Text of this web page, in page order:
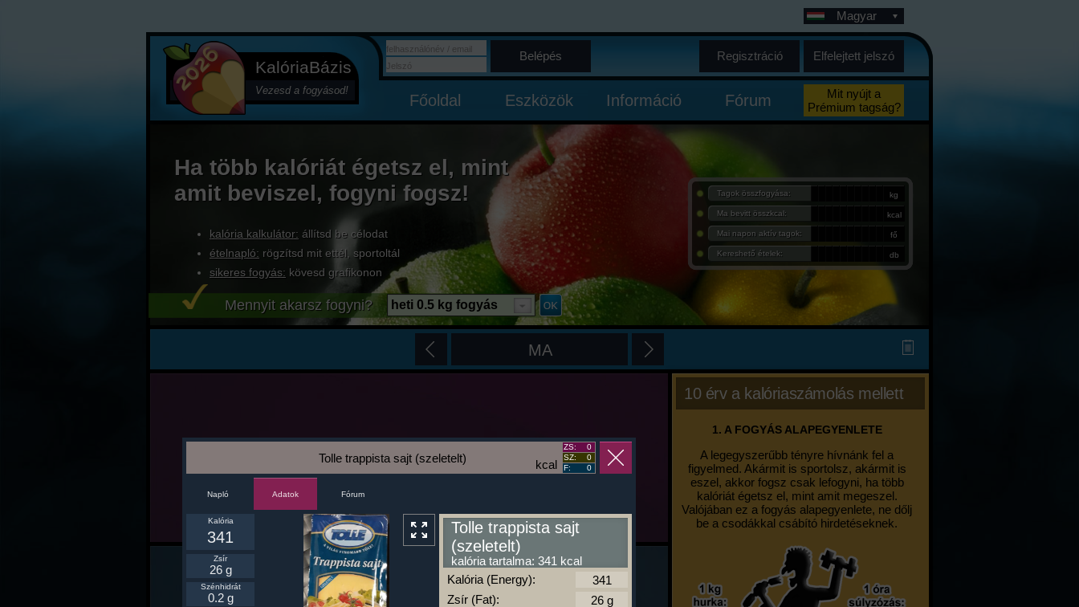
KalóriaBázis
Vezesd a fogyásod!
Magyar
Belépés Regisztráció Elfelejtett jelszó
Főoldal Eszközök Információ Fórum
Mit nyújt a
Prémium tagság?
Ha több kalóriát égetsz el, mint
amit beviszel, fogyni fogsz!
kalória kalkulátor: állítsd be célodat
ételnapló: rögzítsd mit ettél, sportoltál
sikeres fogyás: kövesd grafikonon
Tagok összfogyása: kg
Ma bevitt összkcal: kcal
Mai napon aktív tagok: fő
Kereshető ételek: db
Mennyit akarsz fogyni? heti 0.5 kg fogyás
MA
10 érv a kalóriaszámolás mellett
1. A FOGYÁS ALAPEGYENLETE
A legegyszerűbb tényre hívnánk fel a
figyelmed. Akármit is sportolsz, akármit is
eszel, akkor fogsz csak lefogyni, ha több
kalóriát égetsz el, mint amit megeszel.
Valójában ez a fogyás alapegyenlete, ne dőlj
be a csodákkal csábító hirdetéseknek.
kcal
Tolle trappista sajt (szeletelt)
ZS:
0
SZ:
0
F:
0
Napló Adatok Fórum
Kalória
341
Zsír
26 g
Szénhidrát
0.2 g
Tolle trappista sajt
(szeletelt)
kalória tartalma: 341 kcal
Kalória (Energy):
Zsír (Fat):